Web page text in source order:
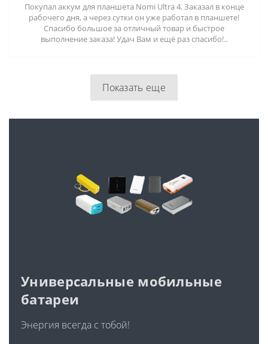
Покупал аккум для планшета Nomi Ultra 4. Заказал в конце
рабочего дня, а через сутки он уже работал в планшете!
Спасибо большое за отличный товар и быстрое
выполнение заказа! Удач Вам и ещё раз спасибо!..
Показать еще
Универсальные мобильные
батареи
Энергия всегда с тобой!